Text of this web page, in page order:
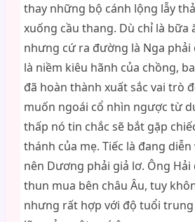
thay những bộ cánh lộng lẫy
xuống cầu thang. Dù chỉ là bữa
nhưng cứ ra đường là Nga phải
là niềm kiêu hãnh của chồng,
đã hoàn thành xuất sắc vai trò
muốn ngoái cổ nhìn ngược từ
thấp nó tin chắc sẽ bắt gặp
thánh của mẹ. Tiếc là đang
nên Dương phải giả lơ. Ông Hải
thun mua bên châu Âu, tuy
nhưng rất hợp với độ tuổi